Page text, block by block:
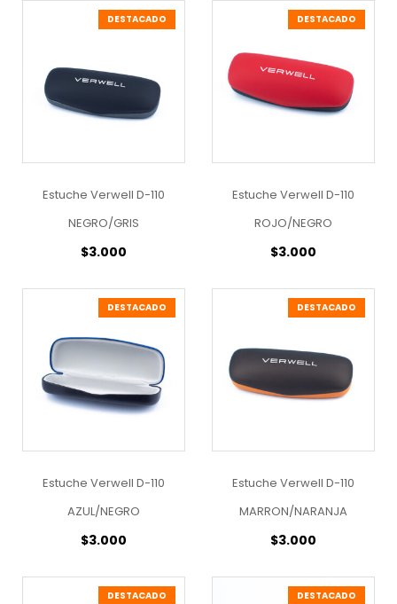
DESTACADO
Estuche Verwell D-110
NEGRO/GRIS
$3.000
DESTACADO
Estuche Verwell D-110
ROJO/NEGRO
$3.000
DESTACADO
Estuche Verwell D-110
AZUL/NEGRO
$3.000
DESTACADO
Estuche Verwell D-110
MARRON/NARANJA
$3.000
DESTACADO DESTACADO